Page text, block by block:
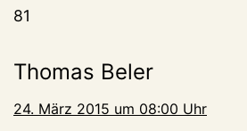
81
Thomas Beler
24. März 2015 um 08:00 Uhr